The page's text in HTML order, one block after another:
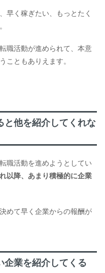
早く稼ぎたい、もっとたく
職活動が進められて、本意
こともありえます。
と他を紹介してくれな
職活動を進めようとしてい
以降、あまり積極的に企業
めて早く企業からの報酬が
企業を紹介してくる